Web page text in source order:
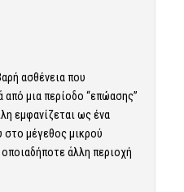
ασθένεια που
από μια περίοδο “επώασης”
εμφανίζεται ως ένα
μέγεθος μικρού
άλλη περιοχή